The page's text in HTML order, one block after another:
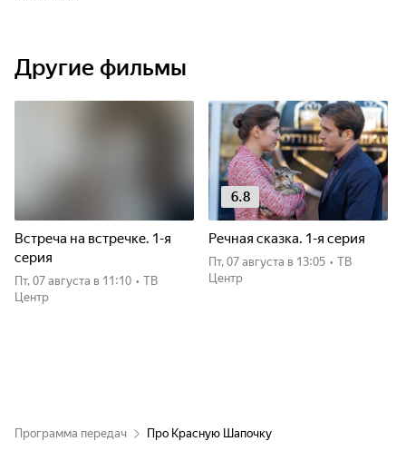
Другие фильмы
Встреча на встречке. 1-я
серия
пт, 07 августа в 11:10 • ТВ
Центр
6.8
Речная сказка. 1-я серия
пт, 07 августа в 13:05 • ТВ
Центр
Программа передач Про Красную Шапочку